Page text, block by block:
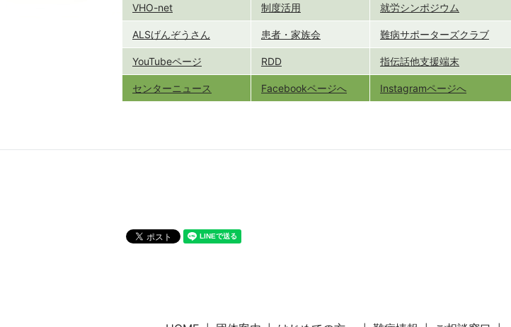
VHO-net 制度活用 就労シンポジウム
ALSげんぞうさん 患者・家族会 難病サポーターズクラブ
YouTubeページ RDD 指伝話他支援端末
センターニュース Facebookページへ Instagramページへ